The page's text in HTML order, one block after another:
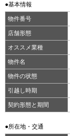
●基本情報
物件番号
店舗形態
オススメ業種
物件名
物件の状態
引越し時期
契約形態と期間
●所在地・交通